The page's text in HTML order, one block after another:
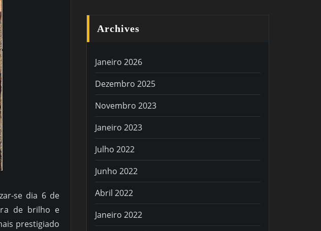
se dia 6 de
de brilho e
prestigiado
Archives
Janeiro 2026
Dezembro 2025
Novembro 2023
Janeiro 2023
Julho 2022
Junho 2022
Abril 2022
Janeiro 2022